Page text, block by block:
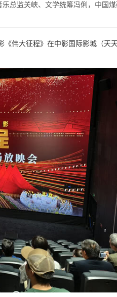
总监关峡、文学统筹冯俐，中国
伟大征程》在中影国际影城（天